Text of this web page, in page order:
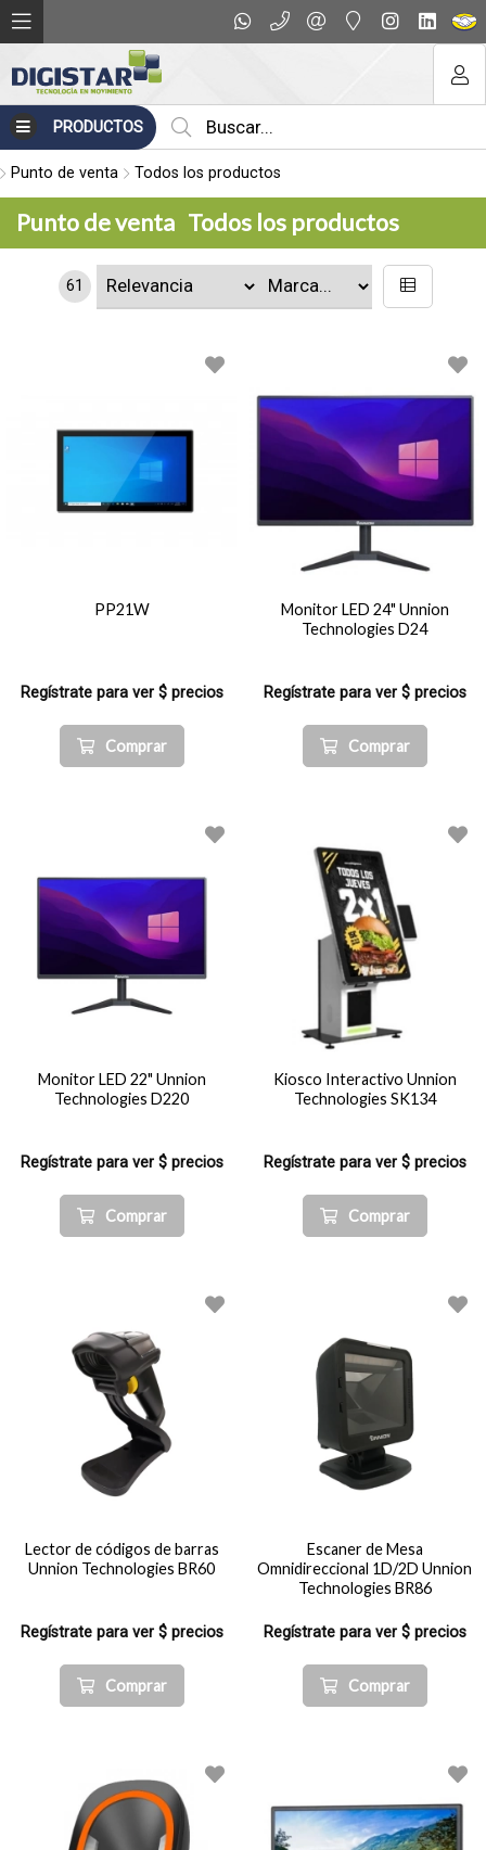
PRODUCTOS
Punto de venta Todos los productos
Punto de venta Todos los productos
61
PP21W
Regístrate para ver $ precios
Comprar
Monitor LED 24" Unnion
Technologies D24
Regístrate para ver $ precios
Comprar
Monitor LED 22" Unnion
Technologies D220
Regístrate para ver $ precios
Comprar
Kiosco Interactivo Unnion
Technologies SK134
Regístrate para ver $ precios
Comprar
Lector de códigos de barras
Unnion Technologies BR60
Regístrate para ver $ precios
Comprar
Escaner de Mesa
Omnidireccional 1D/2D Unnion
Technologies BR86
Regístrate para ver $ precios
Comprar